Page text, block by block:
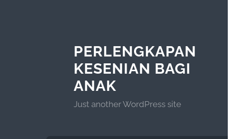
PERLENGKAPAN
KESENIAN BAGI
ANAK
Just another WordPress site